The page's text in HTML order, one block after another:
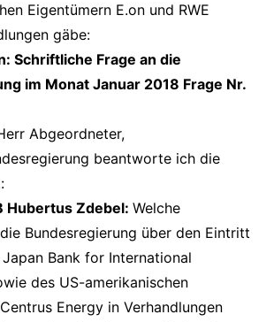
Eigentümern E.on und RWE
gäbe:
Schriftliche Frage an die
im Monat Januar 2018 Frage Nr.
Abgeordneter,
beantworte ich die
Hubertus Zdebel: Welche
Bundesregierung über den Eintritt
Bank for International
des US-amerikanischen
Energy in Verhandlungen